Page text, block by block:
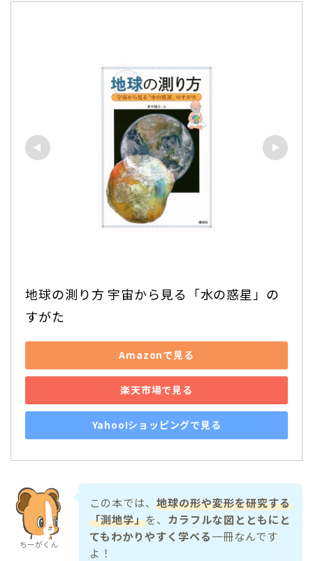
地球の測り方 宇宙から見る「水の惑星」の
すがた
Amazonで見る
楽天市場で見る
Yahoo!ショッピングで見る
ちーがくん
この本では、 地球の形や変形を研究する
「測地学」を、 カラフルな図とともにと
てもわかりやすく学べる一冊なんです
よ！